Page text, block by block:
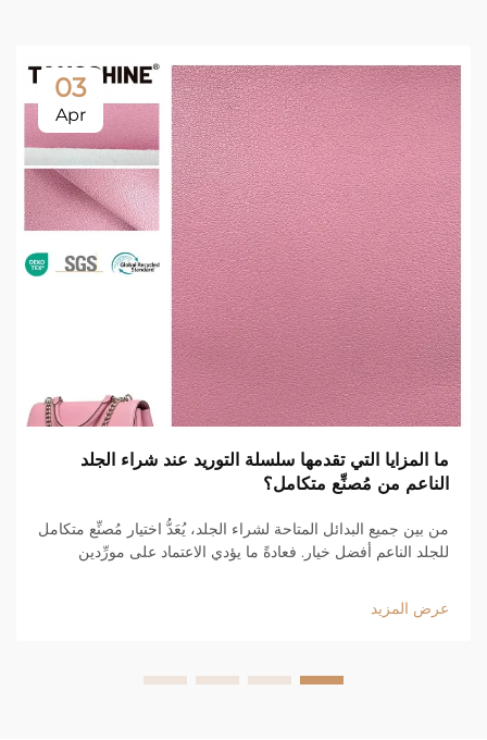
03
Apr
ما المزايا التي تقدمها سلسلة التوريد عند شراء الجلد
الناعم من مُصنِّع متكامل؟
من بين جميع البدائل المتاحة لشراء الجلد، يُعَدُّ اختيار مُصنِّع متكامل
للجلد الناعم أفضل خيار. فعادةً ما يؤدي الاعتماد على مورِّدين
سلسلة التوريد. ...
عرض المزيد